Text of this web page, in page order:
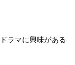
ラマに興味がある